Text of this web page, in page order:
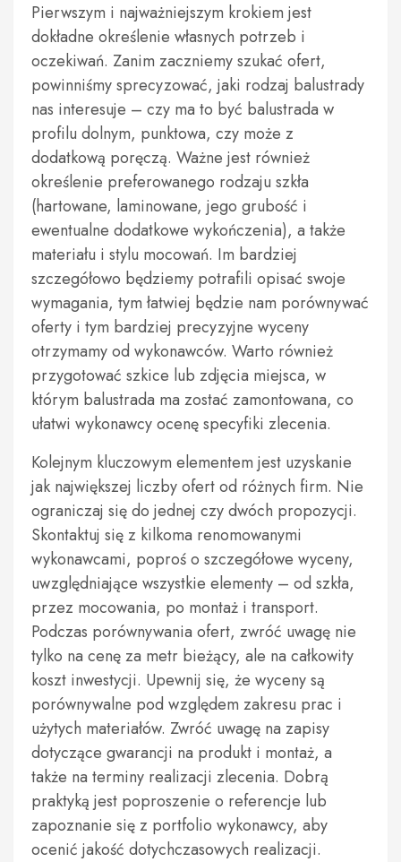
Pierwszym i najważniejszym krokiem jest
dokładne określenie własnych potrzeb i
oczekiwań. Zanim zaczniemy szukać ofert,
powinniśmy sprecyzować, jaki rodzaj balustrady
nas interesuje – czy ma to być balustrada w
profilu dolnym, punktowa, czy może z
dodatkową poręczą. Ważne jest również
określenie preferowanego rodzaju szkła
(hartowane, laminowane, jego grubość i
ewentualne dodatkowe wykończenia), a także
materiału i stylu mocowań. Im bardziej
szczegółowo będziemy potrafili opisać swoje
wymagania, tym łatwiej będzie nam porównywać
oferty i tym bardziej precyzyjne wyceny
otrzymamy od wykonawców. Warto również
przygotować szkice lub zdjęcia miejsca, w
którym balustrada ma zostać zamontowana, co
ułatwi wykonawcy ocenę specyfiki zlecenia.
Kolejnym kluczowym elementem jest uzyskanie
jak największej liczby ofert od różnych firm. Nie
ograniczaj się do jednej czy dwóch propozycji.
Skontaktuj się z kilkoma renomowanymi
wykonawcami, poproś o szczegółowe wyceny,
uwzględniające wszystkie elementy – od szkła,
przez mocowania, po montaż i transport.
Podczas porównywania ofert, zwróć uwagę nie
tylko na cenę za metr bieżący, ale na całkowity
koszt inwestycji. Upewnij się, że wyceny są
porównywalne pod względem zakresu prac i
użytych materiałów. Zwróć uwagę na zapisy
dotyczące gwarancji na produkt i montaż, a
także na terminy realizacji zlecenia. Dobrą
praktyką jest poproszenie o referencje lub
zapoznanie się z portfolio wykonawcy, aby
ocenić jakość dotychczasowych realizacji.